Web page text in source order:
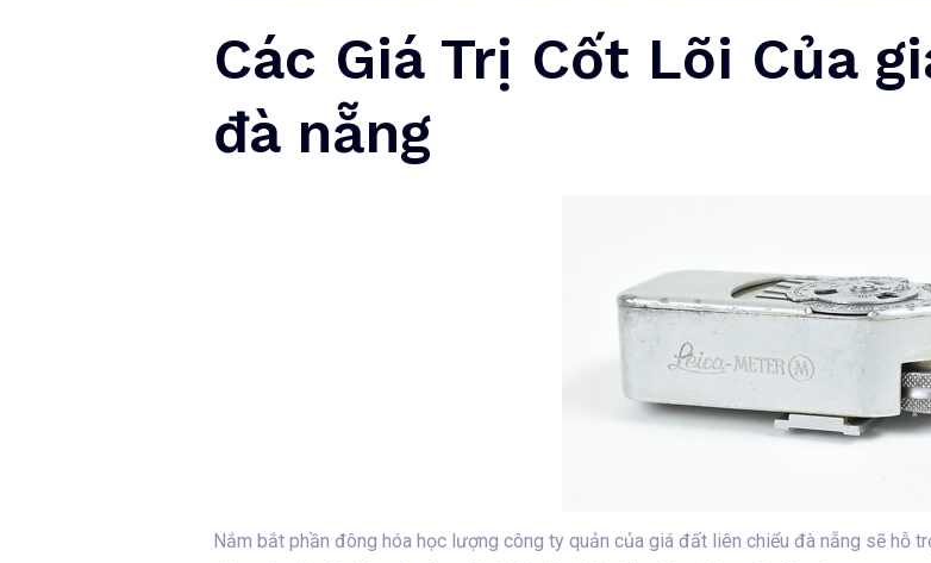
Các Giá Trị Cốt Lõi Của
đà nẵng
Nắm bắt phần đông hóa học lượng công ty quản của giá đất liên chiểu đà nẵng sẽ hỗ